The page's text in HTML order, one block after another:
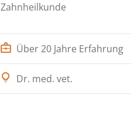
Zahnheilkunde
Über 20 Jahre Erfahrung
Dr. med. vet.